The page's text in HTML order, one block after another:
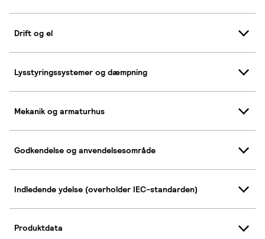
Drift og el
Lysstyringssystemer og dæmpning
Mekanik og armaturhus
Godkendelse og anvendelsesområde
Indledende ydelse (overholder IEC-standarden)
Produktdata